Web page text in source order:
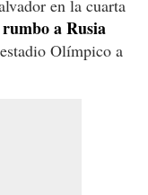
en la cuarta
rumbo a Rusia
Olímpico a